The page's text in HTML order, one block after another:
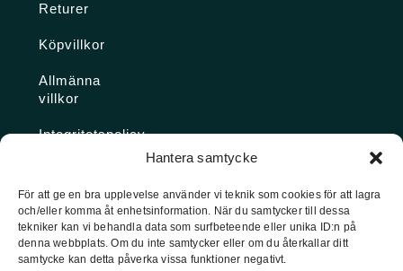
Hantera samtycke
För att ge en bra upplevelse använder vi teknik som cookies för att lagra
och/eller komma åt enhetsinformation. När du samtycker till dessa
tekniker kan vi behandla data som surfbeteende eller unika ID:n på
denna webbplats. Om du inte samtycker eller om du återkallar ditt
samtycke kan detta påverka vissa funktioner negativt.
Returer
Köpvillkor
Allmänna
villkor
Integritetspolicy
Konto
Glömt